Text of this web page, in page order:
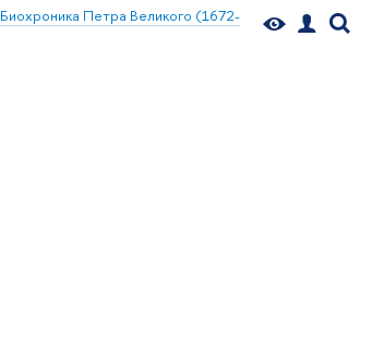
Биохроника Петра Великого (1672-